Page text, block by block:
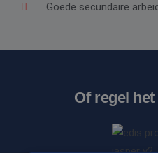
Goede secundaire
Of regel het